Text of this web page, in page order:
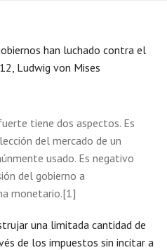
han luchado contra el
Ludwig von Mises
tiene dos aspectos. Es
del mercado de un
usado. Es negativo
del gobierno a
monetario.[1]
una limitada cantidad de
de los impuestos sin incitar a